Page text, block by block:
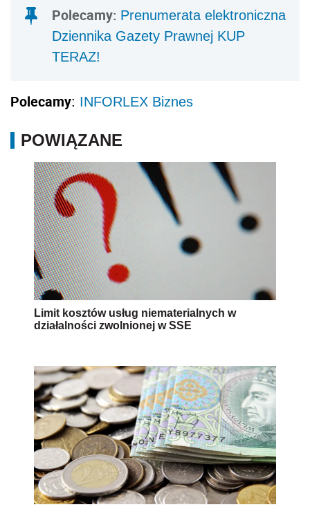
Polecamy: Prenumerata elektroniczna
Dziennika Gazety Prawnej KUP
TERAZ!
Polecamy: INFORLEX Biznes
POWIĄZANE
Limit kosztów usług niematerialnych w
działalności zwolnionej w SSE